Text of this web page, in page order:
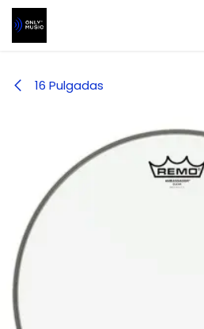
Ir al contenido
16 Pulgadas